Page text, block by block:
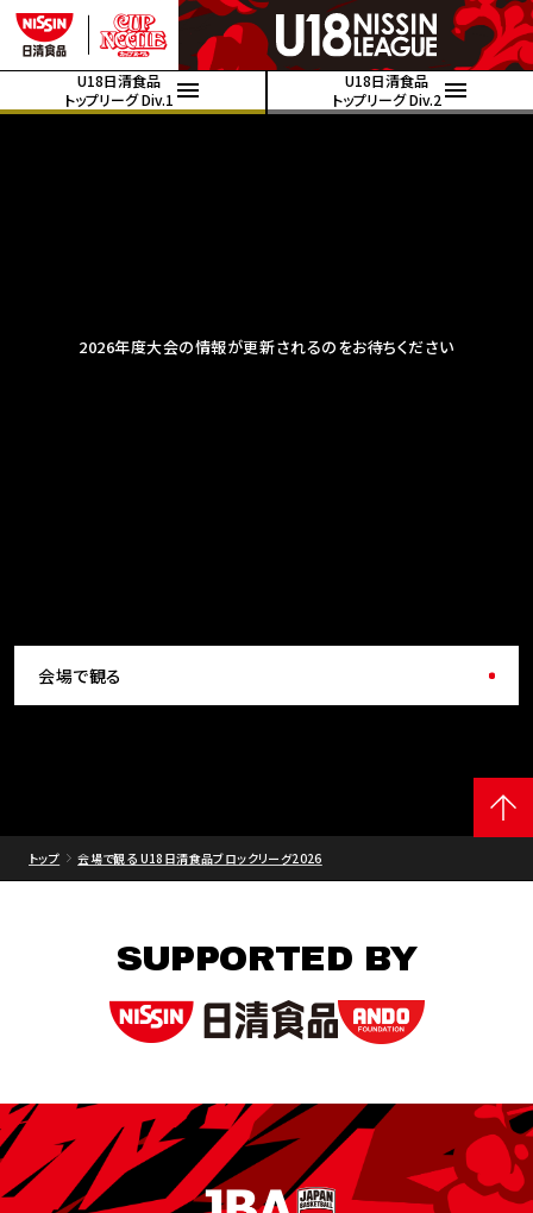
U18日清食品
トップリーグ Div.1
U18日清食品
トップリーグ Div.2
2026年度大会の情報が更新されるのをお待ちください
会場で観る
トップ 会場で観る U18日清食品ブロックリーグ2026
SUPPORTED BY